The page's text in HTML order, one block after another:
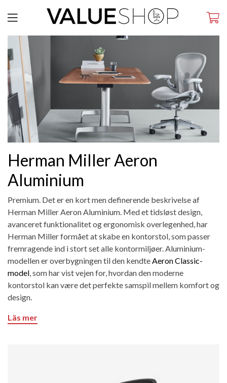
Herman Miller Aeron
Aluminium
Premium. Det er en kort men definerende beskrivelse af
Herman Miller Aeron Aluminium. Med et tidsløst design,
avanceret funktionalitet og ergonomisk overlegenhed, har
Herman Miller formået at skabe en kontorstol, som passer
fremragende ind i stort set alle kontormiljøer. Aluminium-
modellen er overbygningen til den kendte Aeron Classic-
model , som har vist vejen for, hvordan den moderne
kontorstol kan være det perfekte samspil mellem komfort og
design.
Läs mer